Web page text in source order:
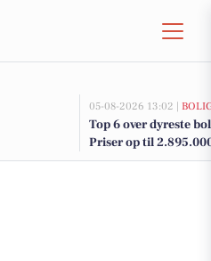
05-08-2026 13:02 |
Top 6 over dyreste
Priser op til